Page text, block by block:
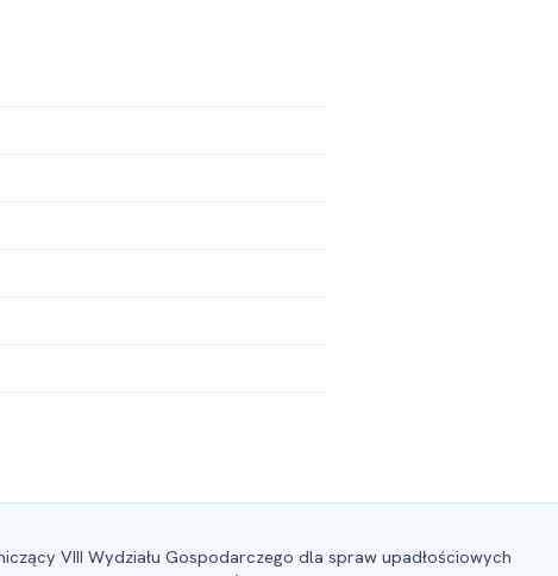
VIII Wydziału Gospodarczego dla spraw upadłościowych